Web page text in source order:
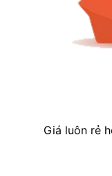
Giá luôn rẻ